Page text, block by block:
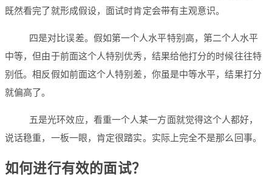
既然看完了就形成假设，面试时肯定会带有主观意识。
四是对比误差。假如第一个人水平特别高，第二个人水平
中等，但由于前面这个人特别优秀，结果给他打分的时候往往特
别低。相反假如前面这个人特别差，你虽是中等水平，结果打分
就偏高了。
五是光环效应，看重一个人某一方面就觉得这个人都好，
说话稳重，一板一眼，肯定很踏实。实际上完全不是那么回事。
如何进行有效的面试？